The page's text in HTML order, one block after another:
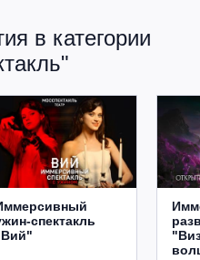
в категории
спектакль